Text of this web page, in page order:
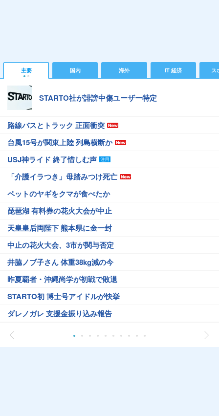
主要 国内 海外 IT 経済 ス
STARTO社が誹謗中傷ユーザー特定
路線バスとトラック 正面衝突
台風15号が関東上陸 列島横断か
USJ神ライド 終了惜しむ声
「介護イラつき」母踏みつけ死亡
ペットのヤギをクマが食べたか
琵琶湖 有料券の花火大会が中止
天皇皇后両陛下 熊本県に金一封
中止の花火大会、3市が関与否定
井脇ノブ子さん 体重38kg減の今
昨夏覇者・沖縄尚学が初戦で敗退
STARTO初 博士号アイドルが快挙
ダレノガレ 支援金振り込み報告